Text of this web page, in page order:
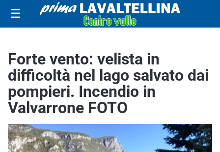
☰
Forte vento: velista in
difficoltà nel lago salvato dai
pompieri. Incendio in
Valvarrone FOTO